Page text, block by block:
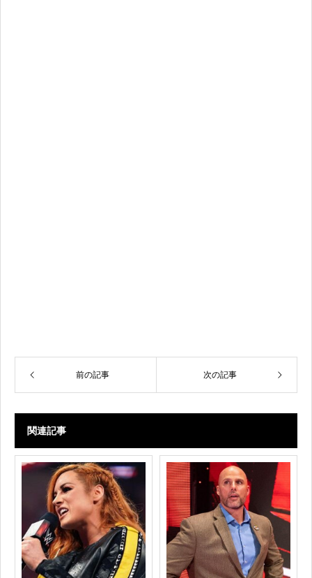
前の記事 次の記事
関連記事